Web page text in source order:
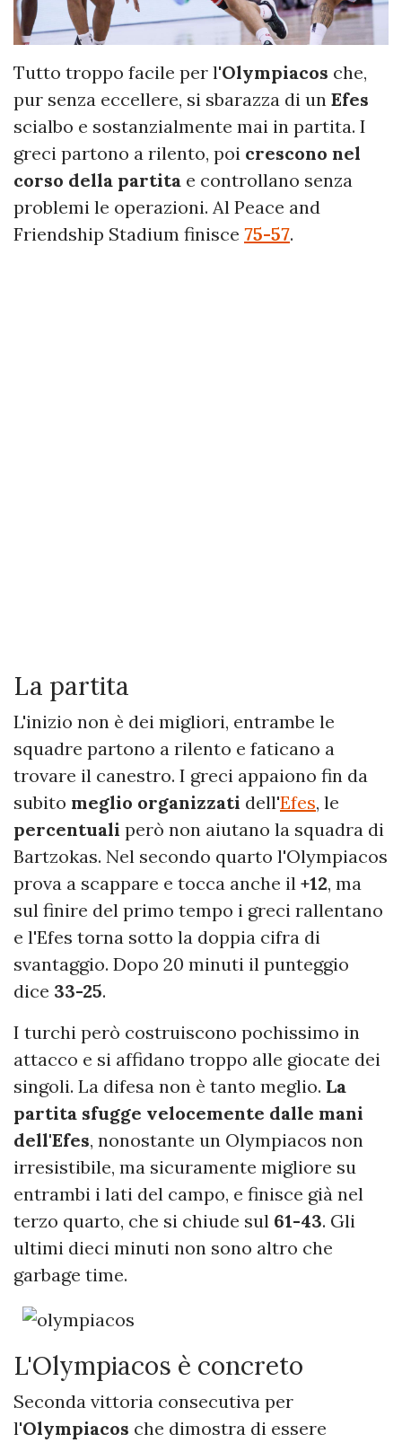
Tutto troppo facile per l'Olympiacos che,
pur senza eccellere, si sbarazza di un Efes
scialbo e sostanzialmente mai in partita. I
greci partono a rilento, poi crescono nel
corso della partita e controllano senza
problemi le operazioni. Al Peace and
Friendship Stadium finisce 75-57.
La partita
L'inizio non è dei migliori, entrambe le
squadre partono a rilento e faticano a
trovare il canestro. I greci appaiono fin da
subito meglio organizzati dell'Efes, le
percentuali però non aiutano la squadra di
Bartzokas. Nel secondo quarto l'Olympiacos
prova a scappare e tocca anche il +12, ma
sul finire del primo tempo i greci rallentano
e l'Efes torna sotto la doppia cifra di
svantaggio. Dopo 20 minuti il punteggio
dice 33-25.
I turchi però costruiscono pochissimo in
attacco e si affidano troppo alle giocate dei
singoli. La difesa non è tanto meglio. La
partita sfugge velocemente dalle mani
dell'Efes, nonostante un Olympiacos non
irresistibile, ma sicuramente migliore su
entrambi i lati del campo, e finisce già nel
terzo quarto, che si chiude sul 61-43. Gli
ultimi dieci minuti non sono altro che
garbage time.
L'Olympiacos è concreto
Seconda vittoria consecutiva per
l'Olympiacos che dimostra di essere